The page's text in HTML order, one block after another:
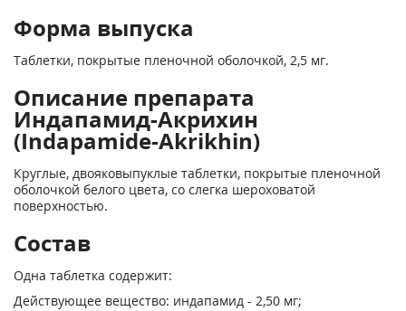
Форма выпуска
Таблетки, покрытые пленочной оболочкой, 2,5 мг.
Описание препарата
Индапамид-Акрихин
(Indapamide-Akrikhin)
Круглые, двояковыпуклые таблетки, покрытые пленочной
оболочкой белого цвета, со слегка шероховатой
поверхностью.
Состав
Одна таблетка содержит:
Действующее вещество: индапамид - 2,50 мг;